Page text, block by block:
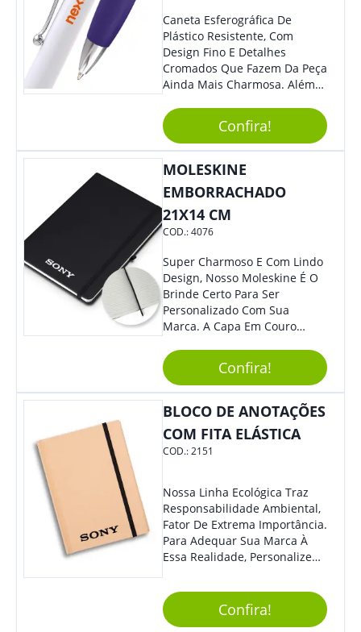
Caneta Esferográfica De
Plástico Resistente, Com
Design Fino E Detalhes
Cromados Que Fazem Da Peça
Ainda Mais Charmosa. Além
Seu Acionamento É Por Giro.
Perfeita Para Diversas
Ocasiões Do Dia A Dia.
Confira!
MOLESKINE
EMBORRACHADO
21X14 CM
COD.:4076
Super Charmoso E Com Lindo
Design, Nosso Moleskine É O
Brinde Certo Para Ser
Personalizado Com Sua
Marca. A Capa Em Couro
Elástico Permite Maior
Segurança Ao Carregá-Lo.
Ofereça A Seus Clientes E
Colaboradores, Sem Dúvidas
Confira!
BLOCO DE ANOTAÇÕES
COM FITA ELÁSTICA
COD.:2151
Nossa Linha Ecológica Traz
Responsabilidade Ambiental,
Fator De Extrema Importância.
Para Adequar Sua Marca À
Essa Realidade, Personalize
Anotações Com Post-It E
Caneta. Elaborado A Partir De
Material Reciclado, O Brinde
Confira!